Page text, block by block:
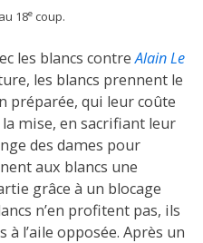
18ecoup.
les blancs contreAlain Le
les blancs prennent le
préparée, qui leur coûte
mise, en sacrifiant leur
des dames pour
aux blancs une
grâce à un blocage
n’en profitent pas, ils
l’aile opposée. Après un